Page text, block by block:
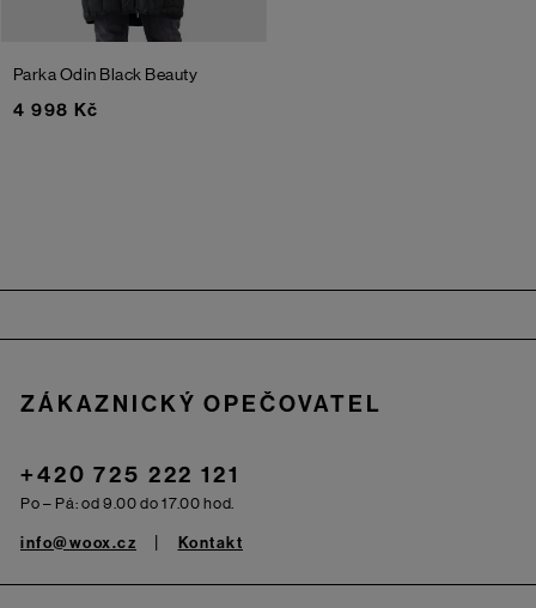
Parka Odin Black Beauty
4 998 Kč
ZÁKAZNICKÝ OPEČOVATEL
+420 725 222 121
Po – Pá: od 9.00 do 17.00 hod.
info@woox.cz Kontakt